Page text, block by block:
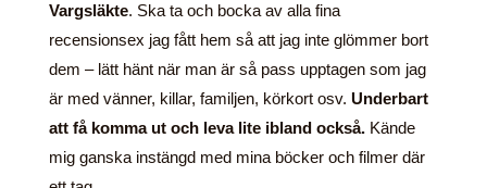
Vargsläkte. Ska ta och bocka av alla fina
recensionsex jag fått hem så att jag inte glömmer bort
dem – lätt hänt när man är så pass upptagen som jag
är med vänner, killar, familjen, körkort osv. Underbart
att få komma ut och leva lite ibland också. Kände
mig ganska instängd med mina böcker och filmer där